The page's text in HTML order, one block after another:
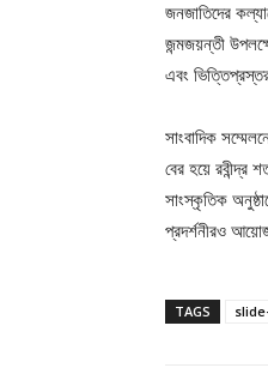
জনজাতিদের
জন্মজয়ন্তী
এবং
সাংবাদিক
বের হয়ে রবীন্দ্র
সাংস্কৃতিক
প্রদর্শনীরও
TAGS